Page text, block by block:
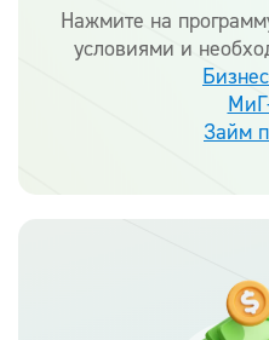
Нажмите на
условиями и
Займ